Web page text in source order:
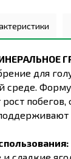
для
среде.